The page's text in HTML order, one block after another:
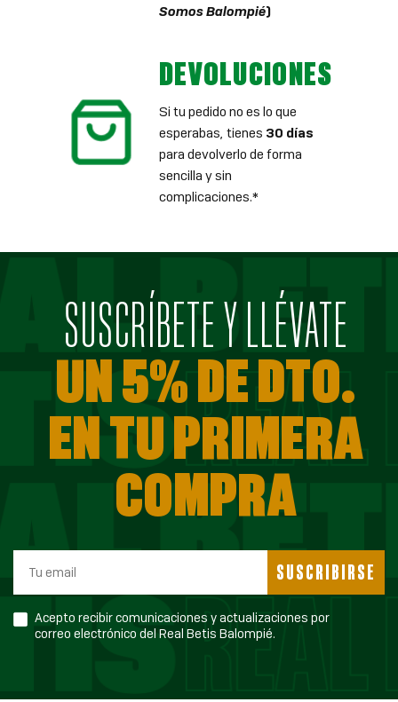
Somos Balompié)
DEVOLUCIONES
Si tu pedido no es lo que
esperabas, tienes 30 días
para devolverlo de forma
sencilla y sin
complicaciones.*
SUSCRÍBETE Y LLÉVATE
UN 5% DE DTO.
EN TU PRIMERA
COMPRA
SUSCRIBIRSE
Acepto recibir comunicaciones y actualizaciones por
correo electrónico del Real Betis Balompié.